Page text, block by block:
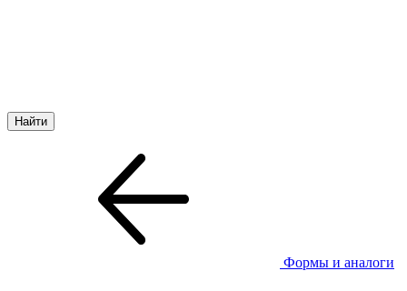
Формы и аналоги